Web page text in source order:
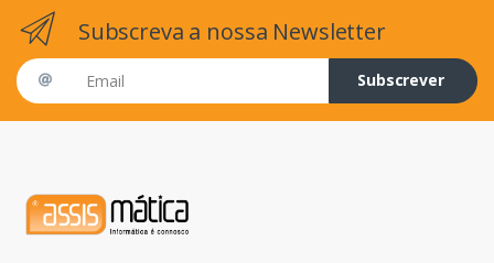
Subscreva a nossa Newsletter
Email address
Subscrever